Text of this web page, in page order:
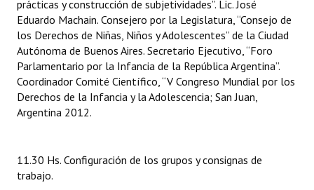
prácticas y construcción de subjetividades”. Lic. José
Eduardo Machain. Consejero por la Legislatura, “Consejo de
los Derechos de Niñas, Niños y Adolescentes” de la Ciudad
Autónoma de Buenos Aires. Secretario Ejecutivo, “Foro
Parlamentario por la Infancia de la República Argentina”.
Coordinador Comité Científico, “V Congreso Mundial por los
Derechos de la Infancia y la Adolescencia; San Juan,
Argentina 2012.
11.30 Hs. Configuración de los grupos y consignas de
trabajo.